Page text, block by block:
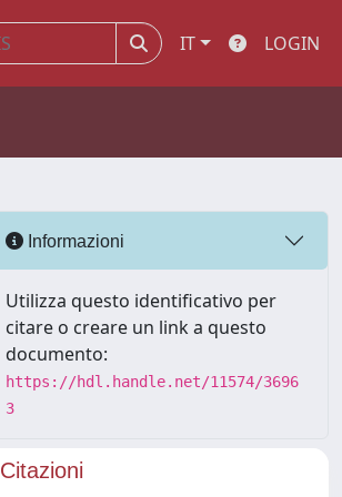
IT LOGIN
Informazioni
Utilizza questo identificativo per
citare o creare un link a questo
documento:
https://hdl.handle.net/11574/3696
3
Citazioni